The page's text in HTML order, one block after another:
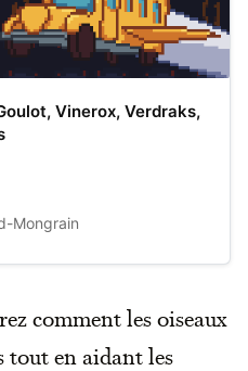
Vinerox, Verdraks,
Mongrain
comment les oiseaux
tout en aidant les